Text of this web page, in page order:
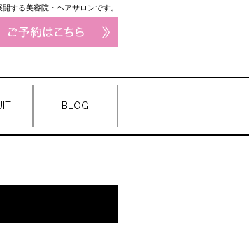
する美容院・ヘアサロンです。
BLOG